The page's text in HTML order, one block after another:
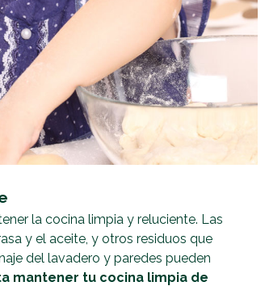
la cocina limpia y reluciente. Las
y el aceite, y otros residuos que
del lavadero y paredes pueden
mantener tu cocina limpia de